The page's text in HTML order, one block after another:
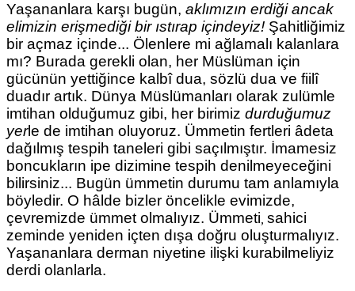
Yaşananlara karşı bugün, aklımızın erdiği ancak
elimizin erişmediği bir ıstırap içindeyiz! Şahitliğimiz
bir açmaz içinde... Ölenlere mi ağlamalı kalanlara
mı? Burada gerekli olan, her Müslüman için
gücünün yettiğince kalbî dua, sözlü dua ve fiilî
duadır artık. Dünya Müslümanları olarak zulümle
imtihan olduğumuz gibi, her birimiz durduğumuz
yerle de imtihan oluyoruz. Ümmetin fertleri âdeta
dağılmış tespih taneleri gibi saçılmıştır. İmamesiz
boncukların ipe dizimine tespih denilmeyeceğini
bilirsiniz... Bugün ümmetin durumu tam anlamıyla
böyledir. O hâlde bizler öncelikle evimizde,
çevremizde ümmet olmalıyız. Ümmeti, sahici
zeminde yeniden içten dışa doğru oluşturmalıyız.
Yaşananlara derman niyetine ilişki kurabilmeliyiz
derdi olanlarla.